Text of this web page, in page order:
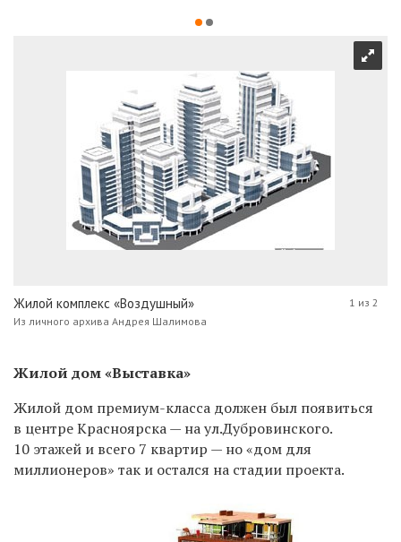
Жилой комплекс «Воздушный»
Из личного архива Андрея Шалимова
1 из 2
Жилой дом «Выставка»
Жилой дом премиум-класса должен был появиться
в центре Красноярска — на ул.Дубровинского.
10 этажей и всего 7 квартир — но «дом для
миллионеров» так и остался на стадии проекта.